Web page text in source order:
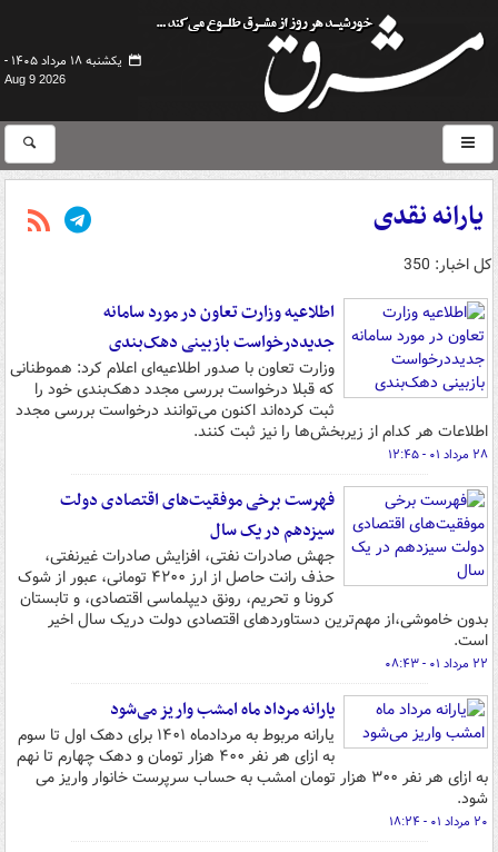
یکشنبه ۱۸ مرداد ۱۴۰۵ -
Aug 9 2026
یارانه نقدی
کل اخبار: 350
اطلاعیه وزارت تعاون در مورد سامانه
جدیددرخواست بازبینی دهک‌بندی
وزارت تعاون با صدور اطلاعیه‌ای اعلام کرد: هموطنانی
که قبلا درخواست بررسی مجدد دهک‌بندی خود را
ثبت کرده‌اند اکنون می‌توانند درخواست بررسی مجدد
اطلاعات هر کدام از زیربخش‌ها را نیز ثبت کنند.
۲۸ مرداد ۰۱ - ۱۲:۴۵
فهرست برخی موفقیت‌های اقتصادی دولت
سیزدهم در یک سال
جهش صادرات نفتی، افزایش صادرات غیرنفتی،
حذف رانت حاصل از ارز ۴۲۰۰ تومانی، عبور از شوک
کرونا و تحریم، رونق دیپلماسی اقتصادی، و تابستان
بدون خاموشی،از مهم‌ترین دستاوردهای اقتصادی دولت دریک سال اخیر
است.
۲۲ مرداد ۰۱ - ۰۸:۴۳
یارانه مرداد ماه امشب واریز می‌شود
یارانه مربوط به مردادماه ۱۴۰۱ برای دهک اول تا سوم
به ازای هر نفر ۴۰۰ هزار تومان و دهک چهارم تا نهم
به ازای هر نفر ۳۰۰ هزار تومان امشب به حساب سرپرست خانوار واریز می
شود.
۲۰ مرداد ۰۱ - ۱۸:۲۴